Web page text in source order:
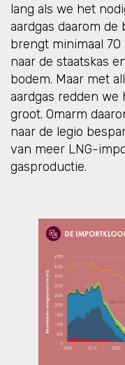
lang als we het
aardgas daarom
brengt minimaal
naar de staatskas
bodem. Maar met
aardgas redden
groot. Omarm
naar de legio
van meer LNG-
gasproductie.